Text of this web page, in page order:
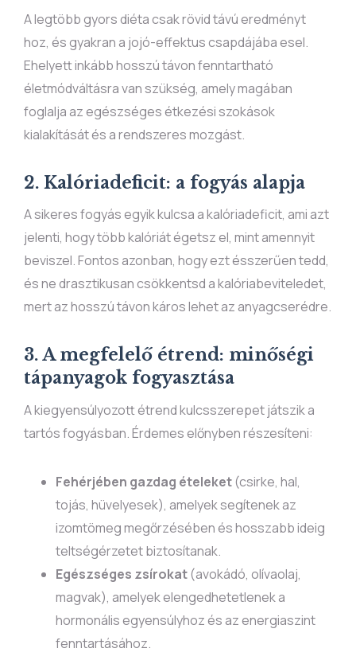
A legtöbb gyors diéta csak rövid távú eredményt
hoz, és gyakran a jojó-effektus csapdájába esel.
Ehelyett inkább hosszú távon fenntartható
életmódváltásra van szükség, amely magában
foglalja az egészséges étkezési szokások
kialakítását és a rendszeres mozgást.
2. Kalóriadeficit: a fogyás alapja
A sikeres fogyás egyik kulcsa a kalóriadeficit, ami azt
jelenti, hogy több kalóriát égetsz el, mint amennyit
beviszel. Fontos azonban, hogy ezt ésszerűen tedd,
és ne drasztikusan csökkentsd a kalóriabeviteledet,
mert az hosszú távon káros lehet az anyagcserédre.
3. A megfelelő étrend: minőségi
tápanyagok fogyasztása
A kiegyensúlyozott étrend kulcsszerepet játszik a
tartós fogyásban. Érdemes előnyben részesíteni:
Fehérjében gazdag ételeket(csirke, hal,
tojás, hüvelyesek), amelyek segítenek az
izomtömeg megőrzésében és hosszabb ideig
teltségérzetet biztosítanak.
Egészséges zsírokat(avokádó, olívaolaj,
magvak), amelyek elengedhetetlenek a
hormonális egyensúlyhoz és az energiaszint
fenntartásához.